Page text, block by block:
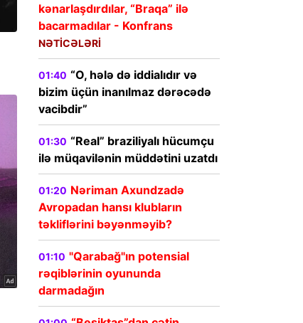
kənarlaşdırdılar, “Braqa” ilə
bacarmadılar - Konfrans
NƏTİCƏLƏRİ
01:40 “O, hələ də iddialıdır və
bizim üçün inanılmaz dərəcədə
vacibdir”
01:30 “Real” braziliyalı hücumçu
ilə müqavilənin müddətini uzatdı
01:20 Nəriman Axundzadə
Avropadan hansı klubların
təkliflərini bəyənməyib?
01:10 "Qarabağ"ın potensial
rəqiblərinin oyununda
darmadağın